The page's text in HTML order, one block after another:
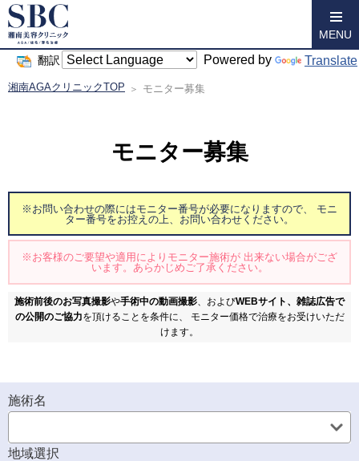
翻訳 Powered by Translate
MENU
湘南AGAクリニックTOP モニター募集
モニター募集
※お問い合わせの際にはモニター番号が必要になりますので、
モニ
ター番号をお控えの上、お問い合わせください。
※お客様のご要望や適用によりモニター施術が 出来ない場合がござ
います。あらかじめご了承ください。
施術前後のお写真撮影や手術中の動画撮影 、およびWEBサイト、雑誌広告で
の公開のご協力を頂けることを条件に、
モニター価格で治療をお受けいただ
けます。
施術名
地域選択